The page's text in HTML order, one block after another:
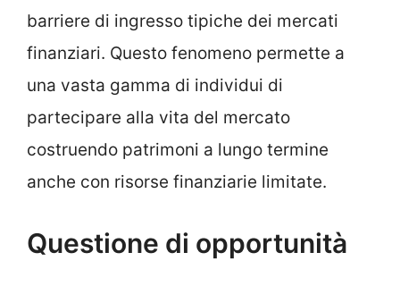
barriere di ingresso tipiche dei mercati
finanziari. Questo fenomeno permette a
una vasta gamma di individui di
partecipare alla vita del mercato
costruendo patrimoni a lungo termine
anche con risorse finanziarie limitate.
Questione di opportunità